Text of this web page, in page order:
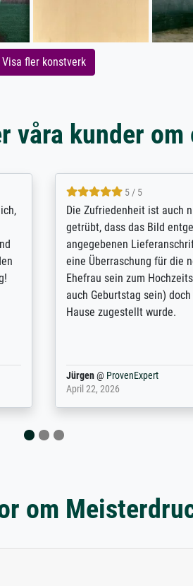
Visa fler konstverk
våra kunder om
4.8 / 5
Hervorragende Qualität.
vieles anpassen lassen,
Randentfernung, Farbe,
Kontrast und Weiteres.
Kontaktperson per Mail.
Kunstdruck) wurde sehr gut
sehr starke Papprolle mit
Anonym@ProvenExpert
August 12, 2025
om